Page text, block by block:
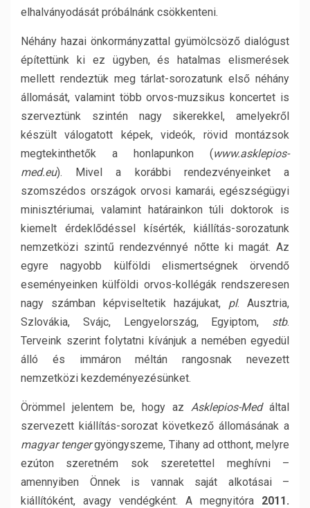
elhalványodását próbálnánk csökkenteni.
Néhány hazai önkormányzattal gyümölcsöző dialógust
építettünk ki ez ügyben, és hatalmas elismerések
mellett rendeztük meg tárlat-sorozatunk első néhány
állomását, valamint több orvos-muzsikus koncertet is
szerveztünk szintén nagy sikerekkel, amelyekről
készült válogatott képek, videók, rövid montázsok
megtekinthetők a honlapunkon (www.asklepios-
med.eu). Mivel a korábbi rendezvényeinket a
szomszédos országok orvosi kamarái, egészségügyi
minisztériumai, valamint határainkon túli doktorok is
kiemelt érdeklődéssel kísérték, kiállítás-sorozatunk
nemzetközi szintű rendezvénnyé nőtte ki magát. Az
egyre nagyobb külföldi elismertségnek örvendő
eseményeinken külföldi orvos-kollégák rendszeresen
nagy számban képviseltetik hazájukat, pl. Ausztria,
Szlovákia, Svájc, Lengyelország, Egyiptom, stb.
Terveink szerint folytatni kívánjuk a nemében egyedül
álló és immáron méltán rangosnak nevezett
nemzetközi kezdeményezésünket.
Örömmel jelentem be, hogy az Asklepios-Med által
szervezett kiállítás-sorozat következő állomásának a
magyar tengergyöngyszeme, Tihany ad otthont, melyre
ezúton szeretném sok szeretettel meghívni –
amennyiben Önnek is vannak saját alkotásai –
kiállítóként, avagy vendégként. A megnyitóra 2011.